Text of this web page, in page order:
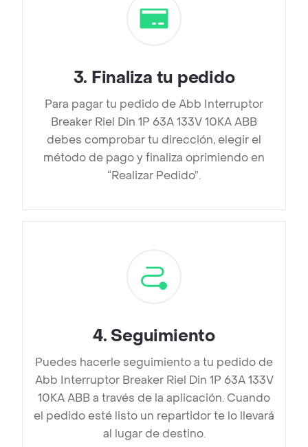
3. Finaliza tu pedido
Para pagar tu pedido de Abb Interruptor
Breaker Riel Din 1P 63A 133V 10KA ABB
debes comprobar tu dirección, elegir el
método de pago y finaliza oprimiendo en
“Realizar Pedido”.
4. Seguimiento
Puedes hacerle seguimiento a tu pedido de
Abb Interruptor Breaker Riel Din 1P 63A 133V
10KA ABB a través de la aplicación. Cuando
el pedido esté listo un repartidor te lo llevará
al lugar de destino.